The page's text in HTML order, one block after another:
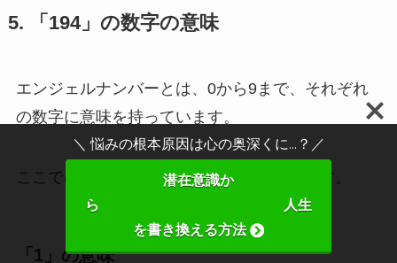
5. 「194」の数字の意味
エンジェルナンバーとは、0から9まで、それぞれ
の数字に意味を持っています。
ここではその数字について紹介していきます。
「1」の意味
＼ 悩みの根本原因は心の奥深くに...？／
潜在意識か
ら 人生
を書き換える方法